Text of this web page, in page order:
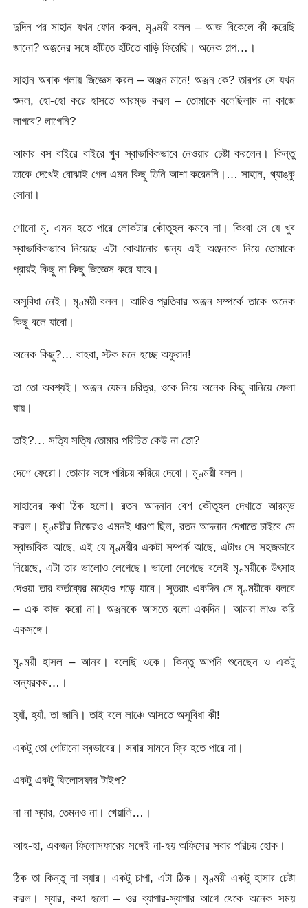
দুদিন পর সাহান যখন ফোন করল, মৃণ্ময়ী বলল – আজ বিকেলে কী করেছি
জানো? অঞ্জনের সঙ্গে হাঁটতে হাঁটতে বাড়ি ফিরেছি। অনেক গল্প…।
সাহান অবাক গলায় জিজ্ঞেস করল – অঞ্জন মানে! অঞ্জন কে? তারপর সে যখন
শুনল, হো-হো করে হাসতে আরম্ভ করল – তোমাকে বলেছিলাম না কাজে
লাগবে? লাগেনি?
আমার বস বাইরে বাইরে খুব স্বাভাবিকভাবে নেওয়ার চেষ্টা করলেন। কিন্তু
তাকে দেখেই বোঝাই গেল এমন কিছু তিনি আশা করেননি।… সাহান, থ্যাঙ্কু
সোনা।
শোনো মৃ. এমন হতে পারে লোকটার কৌতূহল কমবে না। কিংবা সে যে খুব
স্বাভাবিকভাবে নিয়েছে এটা বোঝানোর জন্য এই অঞ্জনকে নিয়ে তোমাকে
প্রায়ই কিছু না কিছু জিজ্ঞেস করে যাবে।
অসুবিধা নেই। মৃণ্ময়ী বলল। আমিও প্রতিবার অঞ্জন সম্পর্কে তাকে অনেক
কিছু বলে যাবো।
অনেক কিছু?… বাহবা, স্টক মনে হচ্ছে অফুরান!
তা তো অবশ্যই। অঞ্জন যেমন চরিত্র, ওকে নিয়ে অনেক কিছু বানিয়ে ফেলা
যায়।
তাই?… সত্যি সত্যি তোমার পরিচিত কেউ না তো?
দেশে ফেরো। তোমার সঙ্গে পরিচয় করিয়ে দেবো। মৃণ্ময়ী বলল।
সাহানের কথা ঠিক হলো। রতন আদনান বেশ কৌতূহল দেখাতে আরম্ভ
করল। মৃণ্ময়ীর নিজেরও এমনই ধারণা ছিল, রতন আদনান দেখাতে চাইবে সে
স্বাভাবিক আছে, এই যে মৃণ্ময়ীর একটা সম্পর্ক আছে, এটাও সে সহজভাবে
নিয়েছে, এটা তার ভালোও লেগেছে। ভালো লেগেছে বলেই মৃণ্ময়ীকে উৎসাহ
দেওয়া তার কর্তব্যের মধ্যেও পড়ে যাবে। সুতরাং একদিন সে মৃণ্ময়ীকে বলবে
– এক কাজ করো না। অঞ্জনকে আসতে বলো একদিন। আমরা লাঞ্চ করি
একসঙ্গে।
মৃণ্ময়ী হাসল – আনব। বলেছি ওকে। কিন্তু আপনি শুনেছেন ও একটু
অন্যরকম…।
হ্যাঁ, হ্যাঁ, তা জানি। তাই বলে লাঞ্চে আসতে অসুবিধা কী!
একটু তো গোটানো স্বভাবের। সবার সামনে ফ্রি হতে পারে না।
একটু একটু ফিলোসফার টাইপ?
না না স্যার, তেমনও না। খেয়ালি…।
আহ-হা, একজন ফিলোসফারের সঙ্গেই না-হয় অফিসের সবার পরিচয় হোক।
ঠিক তা কিন্তু না স্যার। একটু চাপা, এটা ঠিক। মৃণ্ময়ী একটু হাসার চেষ্টা
করল। স্যার, কথা হলো – ওর ব্যাপার-স্যাপার আগে থেকে অনেক সময়